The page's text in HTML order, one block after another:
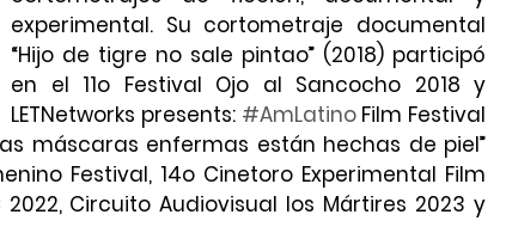
experimental. Su cortometraje documental
“Hijo de tigre no sale pintao” (2018) participó
en el 11o Festival Ojo al Sancocho 2018 y
LETNetworks presents: #AmLatino Film Festival
máscaras enfermas están hechas de piel”
Festival, 14o Cinetoro Experimental Film
2022, Circuito Audiovisual los Mártires 2023 y